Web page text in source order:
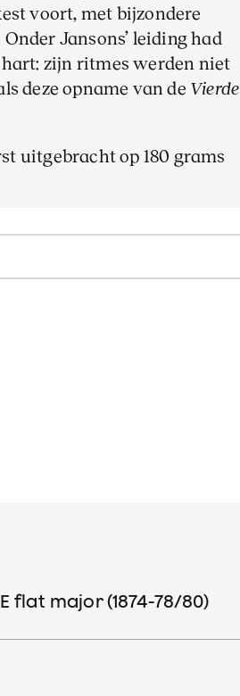
voort, met bijzondere
Jansons’ leiding had
zijn ritmes werden niet
deze opname van de Vierde
uitgebracht op 180 grams
flat major (1874-78/80)